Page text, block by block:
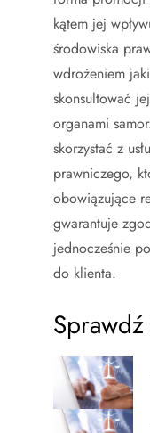
kątem jej
środowiska
wdrożeniem
skonsultować
organami
skorzystać z
prawniczego,
obowiązujące
gwarantuje
jednocześnie
do klienta.